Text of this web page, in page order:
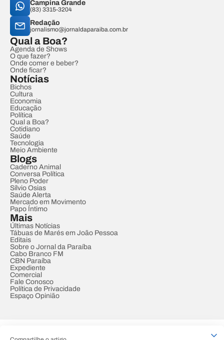
Campina Grande
(83) 3315-3204
Redação
jornalismo@jornaldaparaiba.com.br
Qual a Boa?
Agenda de Shows
O que fazer?
Onde comer e beber?
Onde ficar?
Notícias
Bichos
Cultura
Economia
Educação
Política
Qual a Boa?
Cotidiano
Saúde
Tecnologia
Meio Ambiente
Blogs
Caderno Animal
Conversa Política
Pleno Poder
Sílvio Osias
Saúde Alerta
Mercado em Movimento
Papo Íntimo
Mais
Últimas Notícias
Tábuas de Marés em João Pessoa
Editais
Sobre o Jornal da Paraíba
Cabo Branco FM
CBN Paraíba
Expediente
Comercial
Fale Conosco
Política de Privacidade
Espaço Opinião